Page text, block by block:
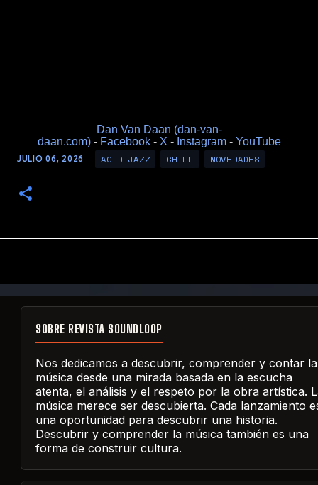
Dan Van Daan (dan-van-
daan.com)- Facebook- X - Instagram- YouTube
JULIO 06, 2026 ACID JAZZ CHILL NOVEDADES
SOBRE REVISTA SOUNDLOOP
Nos dedicamos a descubrir, comprender y contar la
música desde una mirada basada en la escucha
atenta, el análisis y el respeto por la obra artística.
música merece ser descubierta. Cada lanzamiento
una oportunidad para descubrir una historia.
Descubrir y comprender la música también es una
forma de construir cultura.